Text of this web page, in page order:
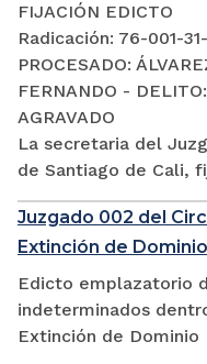
FIJACIÓN EDICTO
Radicación: 76-001-
PROCESADO:
FERNANDO -
AGRAVADO
La secretaria del
de Santiago de Cali,
Juzgado 002 del
Extinción de
Edicto emplazatorio
indeterminados
Extinción de Dominio